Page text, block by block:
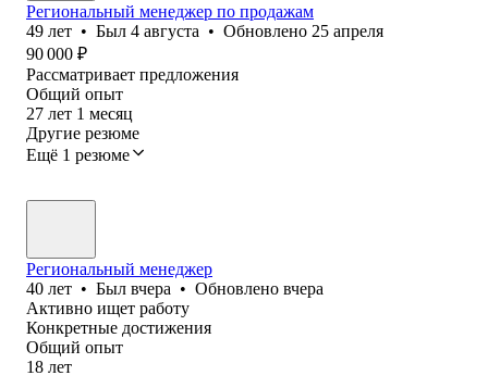
Региональный менеджер по продажам
49 лет • Был 4 августа • Обновлено 25 апреля
90 000 ₽
Рассматривает предложения
Общий опыт
27 лет 1 месяц
Другие резюме
Ещё 1 резюме
Региональный менеджер
40 лет • Был вчера • Обновлено вчера
Активно ищет работу
Конкретные достижения
Общий опыт
18 лет